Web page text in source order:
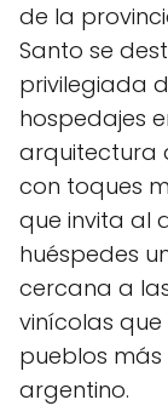
de la
Santo se
privilegiada
hospedajes
arquitectura
con toques
que invita al
huéspedes
cercana a
vinícolas
pueblos
argentino.